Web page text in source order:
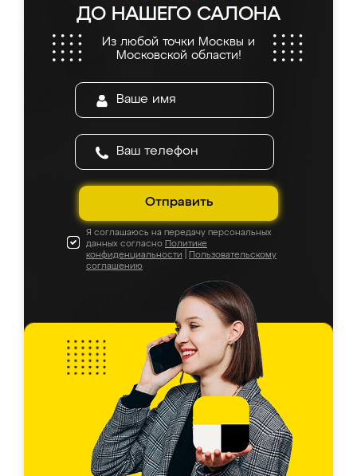
ДО НАШЕГО САЛОНА
Из любой точки Москвы и
Московской области!
Отправить
Я соглашаюсь на передачу персональных
данных согласно Политике
конфиденциальности
Пользовательскому
соглашению